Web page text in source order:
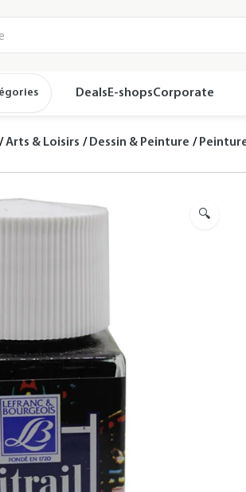
Deals E-shopsCorporate
Arts & Loisirs Dessin & Peinture
🔍